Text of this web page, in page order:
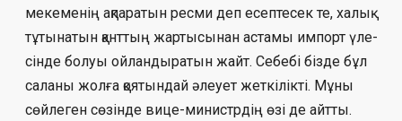
мекеменің ақпаратын рес­ми деп есептесек те, халық
тұтынатын қант­тың жартысынан астамы импорт үле­
сінде болуы ойландыратын жайт. Себебі біз­де бұл
саланы жолға қоятындай әлеует жет­кілікті. Мұны
сөйлеген сөзінде вице-ми­нистрдің өзі де айтты.